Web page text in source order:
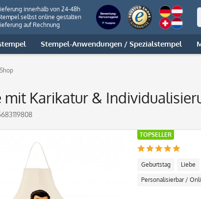
innerhalb von 24-48h
selbst online gestalten
auf Rechnung
Stempel-Anwendungen / Spezialstempel
mit Karikatur &
TOPSELLER
Geburtstag Liebe
Personalisierbar /